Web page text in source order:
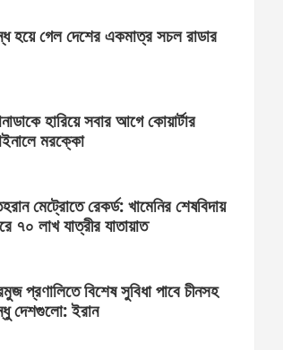
হয়ে গেল দেশের একমাত্র সচল রাডার
হারিয়ে সবার আগে কোয়ার্টার
মরক্কো
মেট্রোতে রেকর্ড: খামেনির শেষবিদায়
৭০ লাখ যাত্রীর যাতায়াত
প্রণালিতে বিশেষ সুবিধা পাবে চীনসহ
দেশগুলো: ইরান